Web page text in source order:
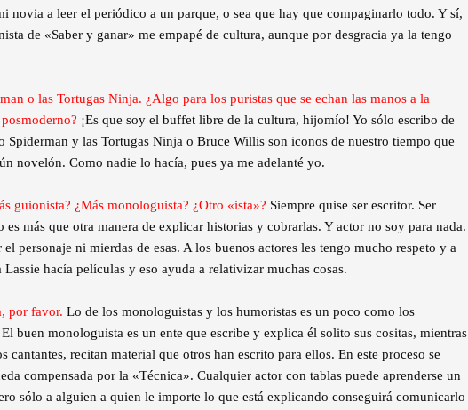
novia a leer el periódico a un parque, o sea que hay que compaginarlo todo. Y sí,
de «Saber y ganar» me empapé de cultura, aunque por desgracia ya la tengo
o las Tortugas Ninja. ¿Algo para los puristas que se echan las manos a la
¡Es que soy el buffet libre de la cultura, hijomío! Yo sólo escribo de
Spiderman y las Tortugas Ninja o Bruce Willis son iconos de nuestro tiempo que
novelón. Como nadie lo hacía, pues ya me adelanté yo.
guionista? ¿Más monologuista? ¿Otro «ista»? Siempre quise ser escritor. Ser
más que otra manera de explicar historias y cobrarlas. Y actor no soy para nada.
personaje ni mierdas de esas. A los buenos actores les tengo mucho respeto y a
hacía películas y eso ayuda a relativizar muchas cosas.
por favor. Lo de los monologuistas y los humoristas es un poco como los
buen monologuista es un ente que escribe y explica él solito sus cositas, mientras
cantantes, recitan material que otros han escrito para ellos. En este proceso se
compensada por la «Técnica». Cualquier actor con tablas puede aprenderse un
sólo a alguien a quien le importe lo que está explicando conseguirá comunicarlo